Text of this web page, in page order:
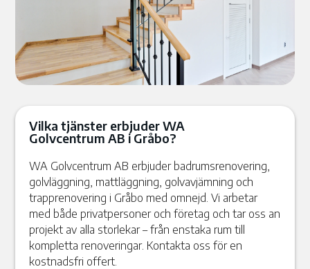
Vilka tjänster erbjuder WA
Golvcentrum AB i Gråbo?
WA Golvcentrum AB erbjuder badrumsrenovering,
golvläggning, mattläggning, golvavjämning och
trapprenovering i Gråbo med omnejd. Vi arbetar
med både privatpersoner och företag och tar oss an
projekt av alla storlekar – från enstaka rum till
kompletta renoveringar. Kontakta oss för en
kostnadsfri offert.